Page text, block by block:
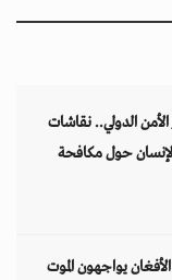
الدولي.. نقاشات
حول مكافحة
يواجهون الموت